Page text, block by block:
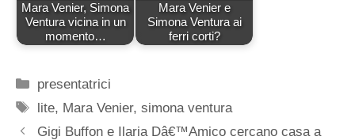
Mara Venier, Simona
Ventura vicina in un
momento…
Mara Venier e
Simona Ventura ai
ferri corti?
Categorie
presentatrici
Tag
lite, Mara Venier,simona ventura
Gigi Buffon e Ilaria Dâ€™Amico cercano casa a